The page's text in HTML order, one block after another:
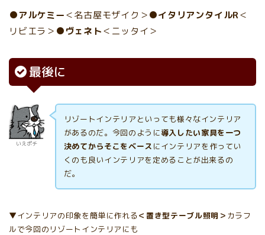
●アルケミー＜名古屋モザイク＞●イタリアンタイルR＜
リビエラ＞●ヴェネト＜ニッタイ＞
最後に
いえポチ
リゾートインテリアといっても様々なインテリア
があるのだ。今回のように導入したい家具を一つ
決めてからそこをベース にインテリアを作ってい
くのも良いインテリアを定めることが出来るの
だ。
▼インテリアの印象を簡単に作れる＜置き型テーブル照明＞ カラフ
ルで今回のリゾートインテリアにも